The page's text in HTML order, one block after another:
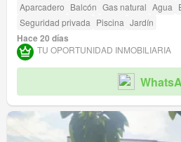
Aparcadero Balcón Gas natural Agua
Seguridad privada Piscina Jardín
Hace 20 días
TU OPORTUNIDAD INMOBILIARIA